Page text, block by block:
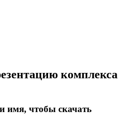
комплекса
имя, чтобы скачать